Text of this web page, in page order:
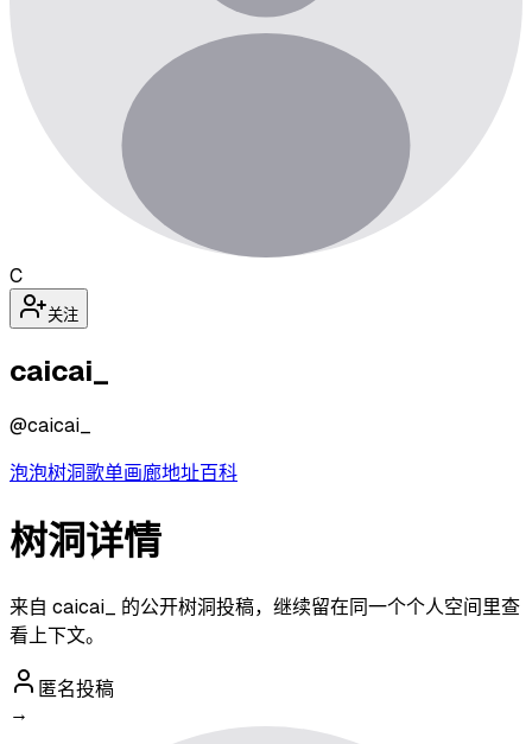
C
关注
caicai_
@caicai_
泡泡树洞歌单画廊地址百科
树洞详情
来自 caicai_ 的公开树洞投稿，继续留在同一个个人空间里查
看上下文。
匿名投稿
→